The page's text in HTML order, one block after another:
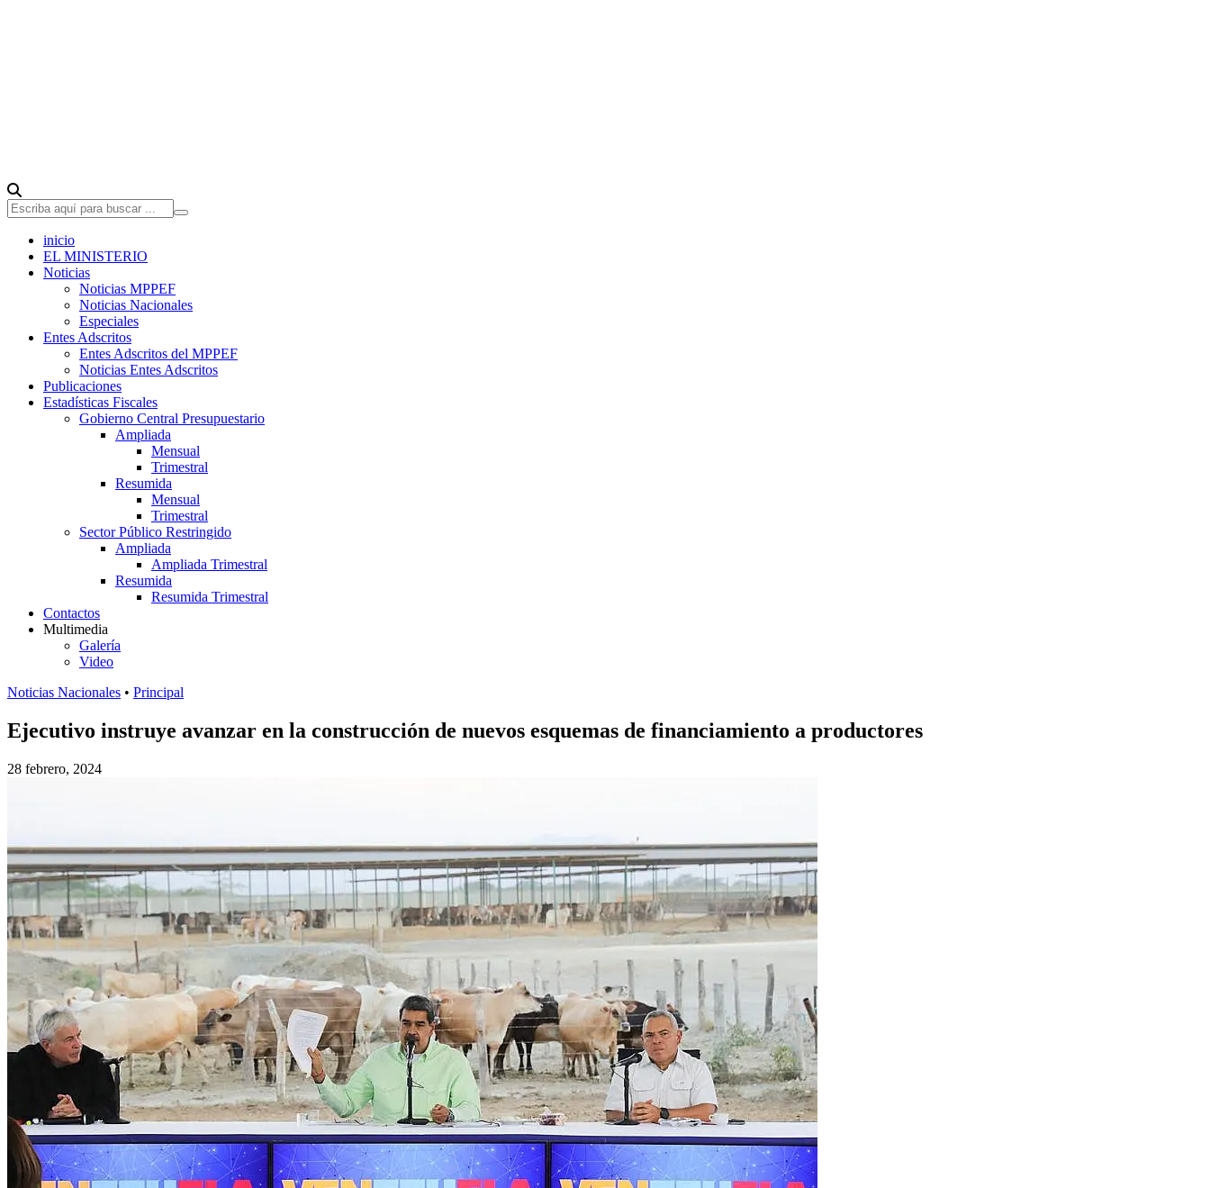
inicio
EL MINISTERIO
Noticias
Noticias MPPEF
Noticias Nacionales
Especiales
Entes Adscritos
Entes Adscritos del MPPEF
Noticias Entes Adscritos
Publicaciones
Estadísticas Fiscales
Gobierno Central Presupuestario
Ampliada
Mensual
Trimestral
Resumida
Mensual
Trimestral
Sector Público Restringido
Ampliada
Ampliada Trimestral
Resumida
Resumida Trimestral
Contactos
Multimedia
Galería
Video
Noticias Nacionales • Principal
Ejecutivo instruye avanzar en la construcción de nuevos esquemas de financiamiento a productores
28 febrero, 2024